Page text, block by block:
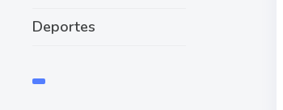
Deportes